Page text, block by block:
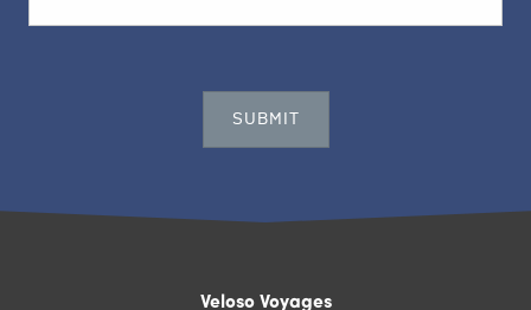
Veloso Voyages